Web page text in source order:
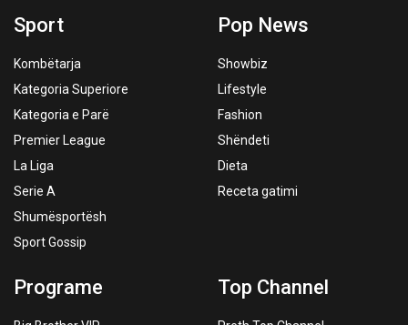
Sport
Kombëtarja
Kategoria Superiore
Kategoria e Parë
Premier League
La Liga
Serie A
Shumësportësh
Sport Gossip
Pop News
Showbiz
Lifestyle
Fashion
Shëndeti
Dieta
Receta gatimi
Programe Top Channel